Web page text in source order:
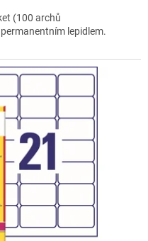
(100 archů
lepidlem.